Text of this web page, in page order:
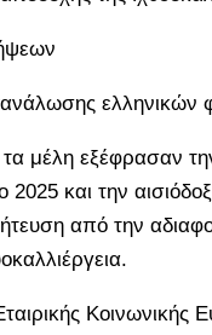
μέλη εξέφρασαν
και την
από την
Κοινωνικής